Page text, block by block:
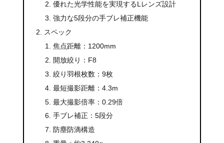
優れた光学性能を実現するLレンズ設計
強力な5段分の手ブレ補正機能
スペック
焦点距離：1200mm
開放絞り：F8
絞り羽根枚数：9枚
最短撮影距離：4.3m
最大撮影倍率：0.29倍
手ブレ補正：5段分
防塵防滴構造